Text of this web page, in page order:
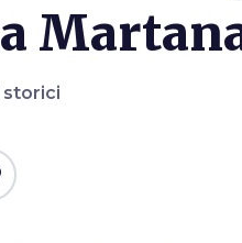
storici